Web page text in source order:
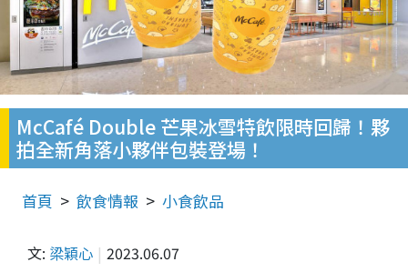
McCafé Double 芒果冰雪特飲限時回歸！夥
拍全新角落小夥伴包裝登場！
首頁 飲食情報 小食飲品
文: 梁穎心 2023.06.07